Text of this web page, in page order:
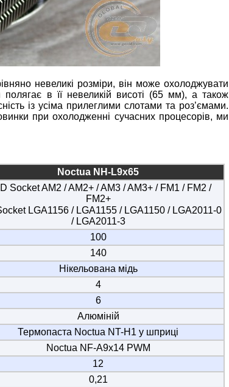
невеликі розміри, він може охолоджувати
полягає в її невеликій висоті (65 мм), а також
із усіма прилеглими слотами та роз’ємами.
при охолодженні сучасних процесорів, ми
Noctua NH-L9x65
Socket AM2 / AM2+ / AM3 / AM3+ / FM1 / FM2 /
FM2+
LGA1156 / LGA1155 / LGA1150 / LGA2011-0
/ LGA2011-3
100
140
Нікельована мідь
4
6
Алюміній
Термопаста Noctua NT-H1 у шприці
Noctua NF-A9x14 PWM
12
0,21